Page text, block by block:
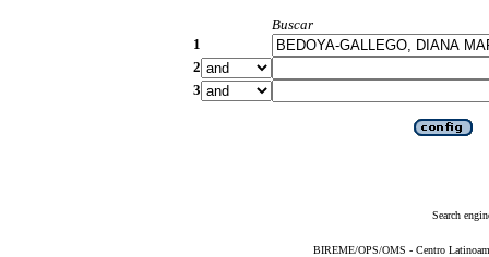
Buscar
1
2
3
Search
BIREME/OPS/OMS - Centro